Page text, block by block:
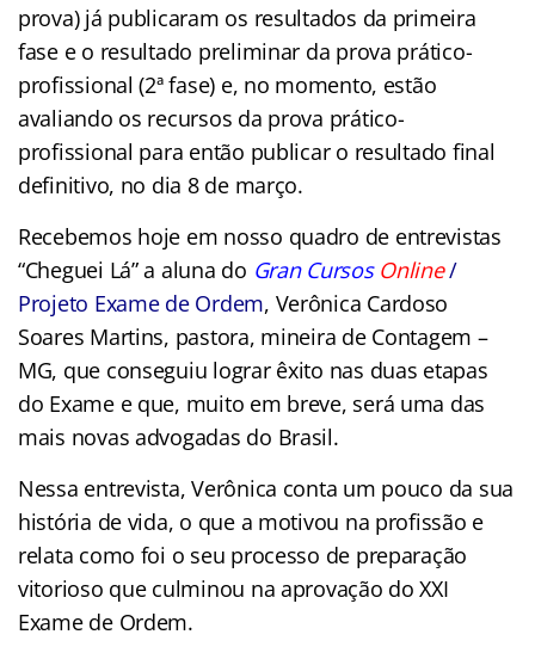
prova) já publicaram os resultados da primeira
fase e o resultado preliminar da prova prático-
profissional (2ª fase) e, no momento, estão
avaliando os recursos da prova prático-
profissional para então publicar o resultado final
definitivo, no dia 8 de março.
Recebemos hoje em nosso quadro de entrevistas
“Cheguei Lá” a aluna do Gran Cursos Online/
Projeto Exame de Ordem, Verônica Cardoso
Soares Martins, pastora, mineira de Contagem –
MG, que conseguiu lograr êxito nas duas etapas
do Exame e que, muito em breve, será uma das
mais novas advogadas do Brasil.
Nessa entrevista, Verônica conta um pouco da sua
história de vida, o que a motivou na profissão e
relata como foi o seu processo de preparação
vitorioso que culminou na aprovação do XXI
Exame de Ordem.